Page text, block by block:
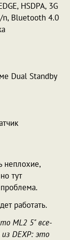
HSDPA, 3G
Bluetooth 4.0
Dual Standby
неплохие,
тут
работать.
ML2 5" все-
DEXP: это